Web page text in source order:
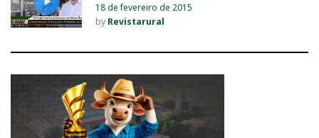
18 de fevereiro de 2015
by Revistarural